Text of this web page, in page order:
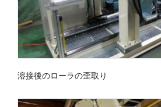
溶接後のローラの歪取り